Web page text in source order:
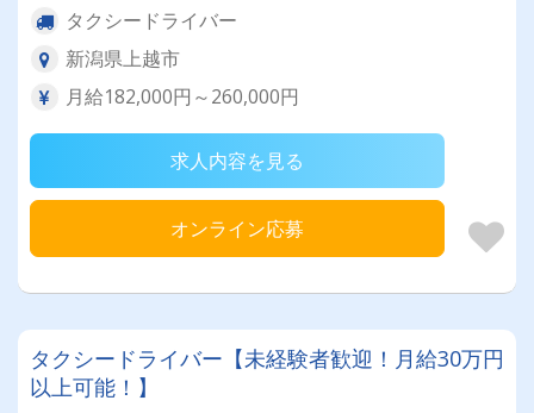
タクシードライバー
新潟県上越市
月給182,000円～260,000円
求人内容を見る
オンライン応募
タクシードライバー【未経験者歓迎！月給30万円
以上可能！】